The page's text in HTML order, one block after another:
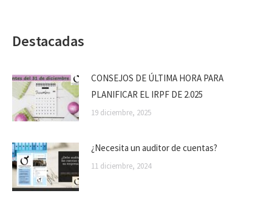
Destacadas
CONSEJOS DE ÚLTIMA HORA PARA
PLANIFICAR EL IRPF DE 2.025
19 diciembre, 2025
¿Necesita un auditor de cuentas?
11 diciembre, 2024